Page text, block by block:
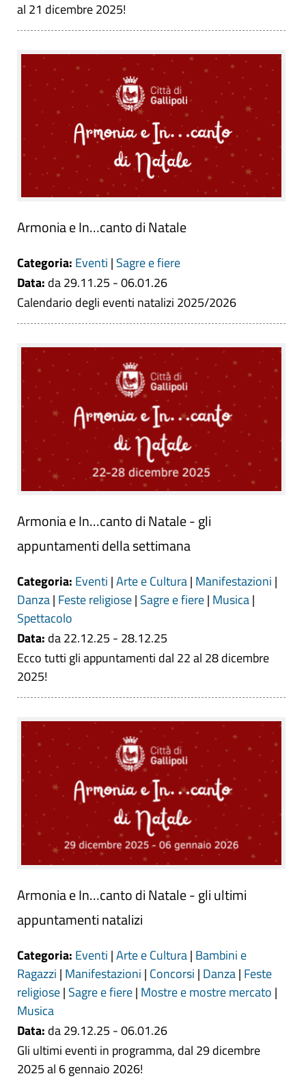
al 21 dicembre 2025!
Armonia e In…canto di Natale
Categoria: Eventi | Sagre e fiere
Data: da 29.11.25 - 06.01.26
Calendario degli eventi natalizi 2025/2026
Armonia e In…canto di Natale - gli
appuntamenti della settimana
Categoria: Eventi |Arte e Cultura| Manifestazioni |
Danza| Feste religiose| Sagre e fiere| Musica|
Spettacolo
Data: da 22.12.25 - 28.12.25
Ecco tutti gli appuntamenti dal 22 al 28 dicembre
2025!
Armonia e In…canto di Natale - gli ultimi
appuntamenti natalizi
Categoria: Eventi |Arte e Cultura| Bambini e
Ragazzi | Manifestazioni | Concorsi | Danza| Feste
religiose| Sagre e fiere| Mostre e mostre mercato |
Musica
Data: da 29.12.25 - 06.01.26
Gli ultimi eventi in programma, dal 29 dicembre
2025 al 6 gennaio 2026!